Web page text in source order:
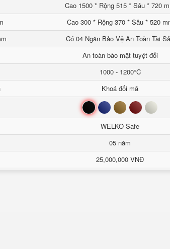
Cao 1500 * Rộng 515 * Sâu * 720
Cao 300 * Rộng 370 * Sâu * 520
Có 04 Ngăn Bảo Vệ An Toàn Tài
An toàn bảo mật tuyệt đối
1000 - 1200°C
Khoá đổi mã
Đen Xanh Nâu Đỏ Trắng
WELKO Safe
05 năm
25,000,000 VNĐ